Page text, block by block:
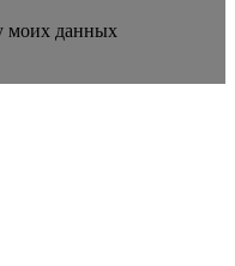
моих данных